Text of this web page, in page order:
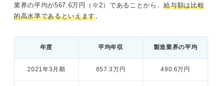
業界の平均が567.6万円（※2）であることから、給与額は比較
的高水準であるといえます。
年度 平均年収 製造業界の平均
2021年3月期 657.3万円 490.6万円